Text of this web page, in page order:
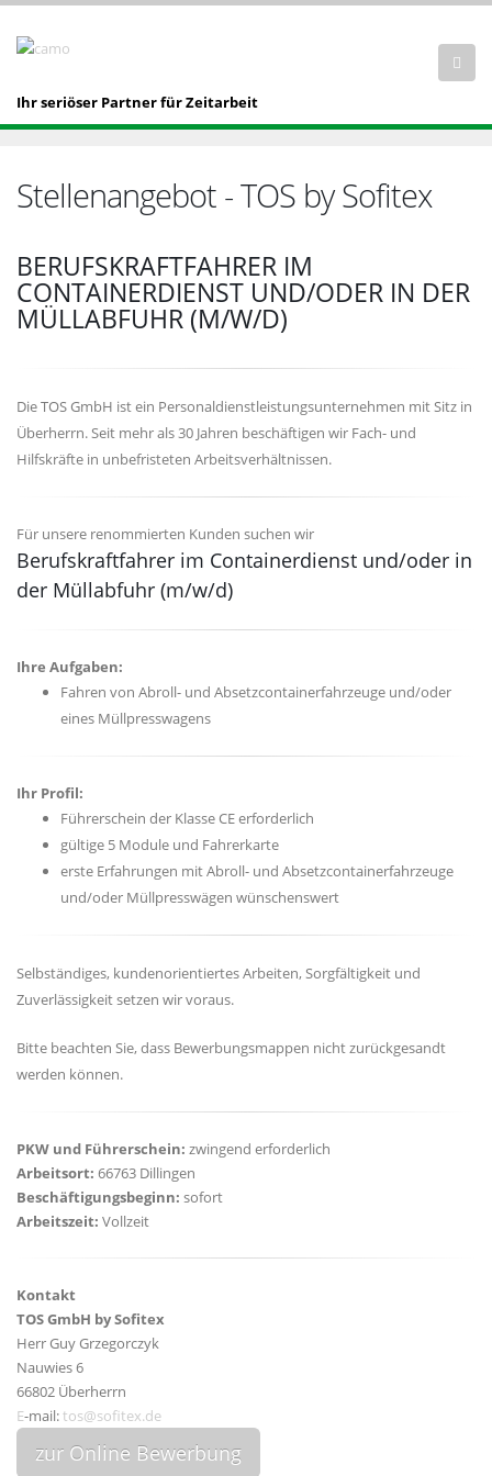
Ihr seriöser Partner für Zeitarbeit
Stellenangebot - TOS by Sofitex
BERUFSKRAFTFAHRER IM
CONTAINERDIENST UND/ODER IN DER
MÜLLABFUHR (M/W/D)
Die TOS GmbH ist ein Personaldienstleistungsunternehmen mit Sitz in
Überherrn. Seit mehr als 30 Jahren beschäftigen wir Fach- und
Hilfskräfte in unbefristeten Arbeitsverhältnissen.
Für unsere renommierten Kunden suchen wir
Berufskraftfahrer im Containerdienst und/oder in
der Müllabfuhr (m/w/d)
Ihre Aufgaben:
Fahren von Abroll- und Absetzcontainerfahrzeuge und/oder
eines Müllpresswagens
Ihr Profil:
Führerschein der Klasse CE erforderlich
gültige 5 Module und Fahrerkarte
erste Erfahrungen mit Abroll- und Absetzcontainerfahrzeuge
und/oder Müllpresswägen wünschenswert
Selbständiges, kundenorientiertes Arbeiten, Sorgfältigkeit und
Zuverlässigkeit setzen wir voraus.
Bitte beachten Sie, dass Bewerbungsmappen nicht zurückgesandt
werden können.
PKW und Führerschein: zwingend erforderlich
Arbeitsort: 66763 Dillingen
Beschäftigungsbeginn: sofort
Arbeitszeit: Vollzeit
Kontakt
TOS GmbH by Sofitex
Herr Guy Grzegorczyk
Nauwies 6
66802 Überherrn
E-mail:tos@sofitex.de